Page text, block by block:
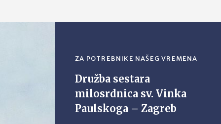
ZA POTREBNIKE NAŠEG VREMENA
Družba sestara
milosrdnica sv. Vinka
Paulskoga – Zagreb